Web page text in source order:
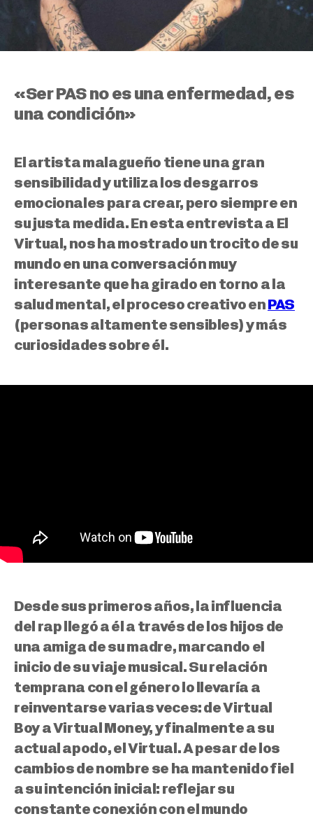
«Ser PAS no es una enfermedad, es
una condición»
El artista malagueño tiene una gran
sensibilidad y utiliza los desgarros
emocionales para crear, pero siempre en
su justa medida. En esta entrevista a El
Virtual, nos ha mostrado un trocito de su
mundo en una conversación muy
interesante que ha girado en torno a la
salud mental, el proceso creativo en PAS
(personas altamente sensibles) y más
curiosidades sobre él.
Desde sus primeros años, la influencia
del rap llegó a él a través de los hijos de
una amiga de su madre, marcando el
inicio de su viaje musical. Su relación
temprana con el género lo llevaría a
reinventarse varias veces: de Virtual
Boy a Virtual Money, y finalmente a su
actual apodo, el Virtual. A pesar de los
cambios de nombre se ha mantenido fiel
a su intención inicial: reflejar su
constante conexión con el mundo